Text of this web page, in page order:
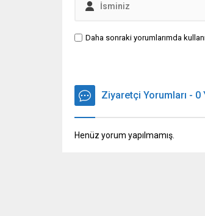
Daha sonraki yorumlarımda
Ziyaretçi Yorumları - 0
Henüz yorum yapılmamış.